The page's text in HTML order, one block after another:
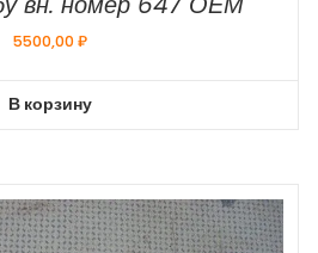
5500,00₽
В корзину